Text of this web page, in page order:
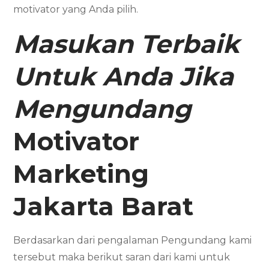
motivator yang Anda pilih.
Masukan Terbaik
Untuk Anda Jika
Mengundang
Motivator
Marketing
Jakarta Barat
Berdasarkan dari pengalaman Pengundang kami
tersebut maka berikut saran dari kami untuk